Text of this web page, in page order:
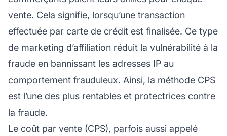
vente. Cela signifie, lorsqu’une transaction
effectuée par carte de crédit est finalisée. Ce type
de marketing d’affiliation réduit la vulnérabilité à la
fraude en bannissant les adresses IP au
comportement frauduleux. Ainsi, la méthode CPS
est l’une des plus rentables et protectrices contre
la fraude.
Le coût par vente (CPS), parfois aussi appelé